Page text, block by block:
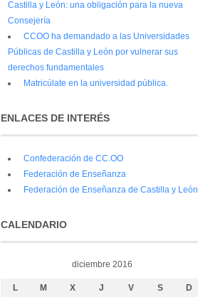
Castilla y León: una obligación para la nueva
Consejería
CCOO ha demandado a las Universidades
Públicas de Castilla y León por vulnerar sus
derechos fundamentales
Matricúlate en la universidad pública.
ENLACES DE INTERÉS
Confederación de CC.OO
Federación de Enseñanza
Federación de Enseñanza de Castilla y León
CALENDARIO
diciembre 2016
L M X J V S D